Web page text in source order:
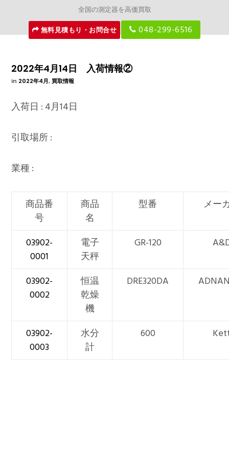
全国の測定器を高価買取
無料見積もり・お問合せ
048-299-6516
2022年4月14日 入荷情報②
In 2022年4月,買取情報
入荷日 : 4月14日
引取場所 :
業種 :
商品番
号
商品
名
型番 メー
03902-
0001
電子
天秤
GR-120
03902-
0002
恒温
乾燥
機
DRE320DA
03902-
0003
水分
計
600